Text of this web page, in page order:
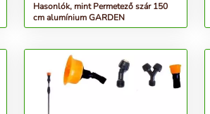
Hasonlók, mint Permetező szár 150
cm alumínium GARDEN